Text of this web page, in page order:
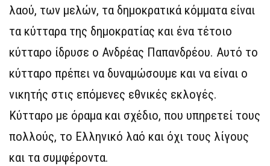
λαού, των μελών, τα δημοκρατικά κόμματα είναι
τα κύτταρα της δημοκρατίας και ένα τέτοιο
κύτταρο ίδρυσε ο Ανδρέας Παπανδρέου. Αυτό το
κύτταρο πρέπει να δυναμώσουμε και να είναι ο
νικητής στις επόμενες εθνικές εκλογές.
Κύτταρο με όραμα και σχέδιο, που υπηρετεί τους
πολλούς, το Ελληνικό λαό και όχι τους λίγους
και τα συμφέροντα.